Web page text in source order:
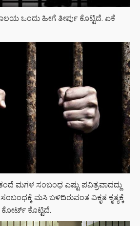
ಒಂದು ಹೀಗೆ ತೀರ್ಪು ಕೊಟ್ಟಿದೆ. ಏಕೆ
ಮಗಳ ಸಂಬಂಧ ಎಷ್ಟು ಪವಿತ್ರವಾದದ್ದು
ಮಸಿ ಬಳಿದಿರುವಂತ ವಿಕೃತ ಕೃತ್ಯಕ್ಕೆ
ಕೋರ್ಟ್ ಕೊಟ್ಟಿದೆ.